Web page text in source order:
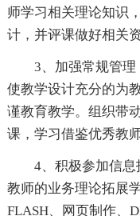
师学习相关理论知识
计，并评课做好相关
3、加强常规管理
使教学设计充分的为
谨教育教学。组织带
课，学习借鉴优秀教
4、积极参加信
教师的业务理论拓展
FLASH、网页制作、